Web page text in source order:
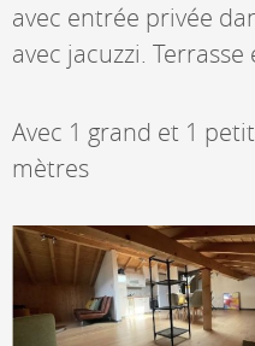
avec entrée privée
avec jacuzzi.
Avec 1 grand et 1
mètres